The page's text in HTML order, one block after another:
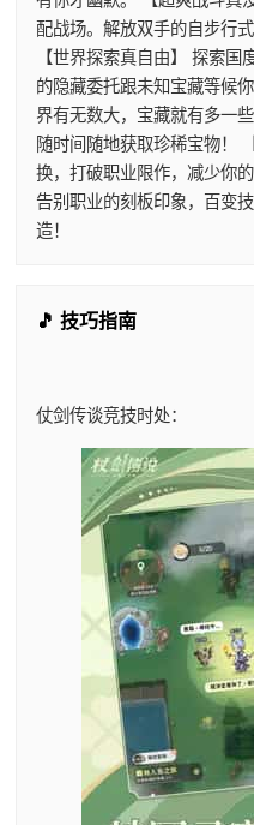
配战场。解放双手的自步行
【世界探索真自由】 探索
的隐藏委托跟未知宝藏等候
界有无数大，宝藏就有多一
随时间随地获取珍稀宝物！
换，打破职业限作，减少你
告别职业的刻板印象，百变
造！
🎵 技巧指南
仗剑传谈竞技时处：